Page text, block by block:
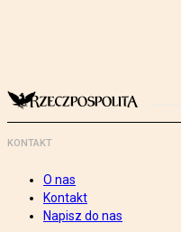
KONTAKT
O nas
Kontakt
Napisz do nas